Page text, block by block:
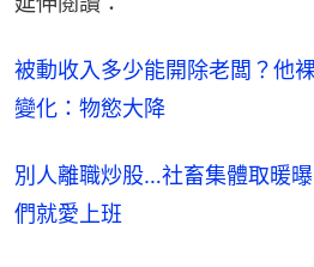
被動收入多少能開除老闆？他
變化：物慾大降
別人離職炒股…社畜集體取暖
們就愛上班